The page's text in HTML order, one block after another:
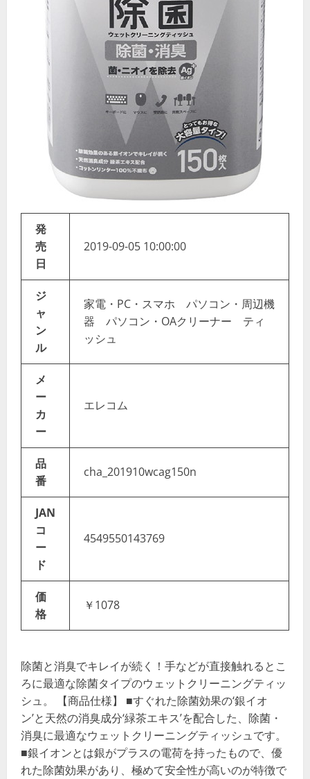
発
売
日
2019-09-05 10:00:00
ジ
ャ
ン
ル
家電・PC・スマホ パソコン・周辺機
器 パソコン・OAクリーナー ティ
ッシュ
メ
ー
カ
ー
エレコム
品
番
cha_201910wcag150n
JAN
コ
ー
ド
4549550143769
価
格
￥1078
除菌と消臭でキレイが続く！手などが直接触れるとこ
ろに最適な除菌タイプのウェットクリーニングティッ
シュ。 【商品仕様】 ■すぐれた除菌効果の‘銀イオ
ン’と天然の消臭成分‘緑茶エキス’を配合した、除菌・
消臭に最適なウェットクリーニングティッシュです。
■銀イオンとは銀がプラスの電荷を持ったもので、優
れた除菌効果があり、極めて安全性が高いのが特徴で